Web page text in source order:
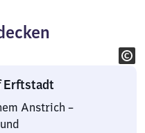
Erftstadt
Anstrich –